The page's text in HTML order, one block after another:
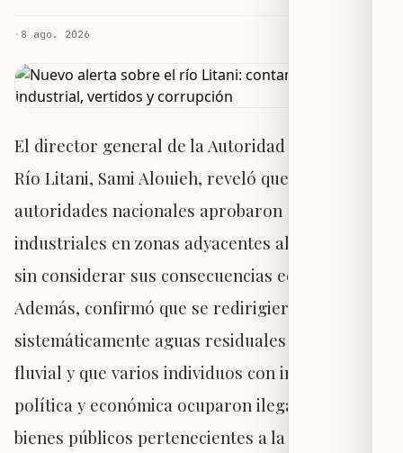
· 8 ago. 2026
El director general de la Autoridad Nacional del
Río Litani, Sami Alouieh, reveló que las
autoridades nacionales aprobaron proyectos
industriales en zonas adyacentes al río Litani
sin considerar sus consecuencias ecológicas.
Además, confirmó que se redirigieron
sistemáticamente aguas residuales al curso
fluvial y que varios individuos con influencia
política y económica ocuparon ilegalmente
bienes públicos pertenecientes a la cuenca del